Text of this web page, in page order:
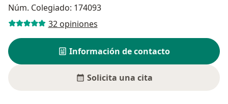
Núm. Colegiado: 174093
32 opiniones
Información de contacto
Solicita una cita